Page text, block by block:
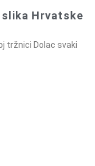
slika Hrvatske
tržnici Dolac svaki